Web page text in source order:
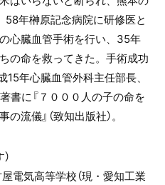
58年榊原記念病院に研修医と
心臓血管手術を行い、 35年
の命を救ってきた。手術成功
15年心臓血管外科主任部長、
書に『７０００人の子の命を
流儀』（致知出版社）。
）
電気高等学校（現・愛知工業